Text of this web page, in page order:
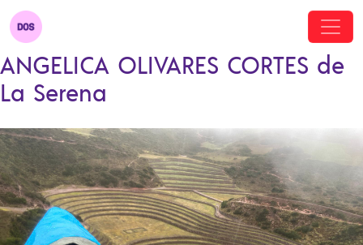
ANGELICA OLIVARES CORTES de
La Serena